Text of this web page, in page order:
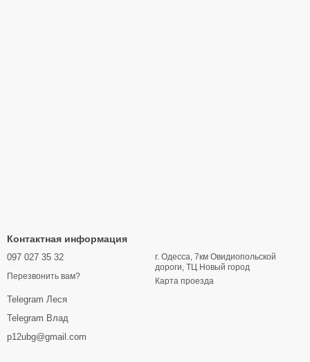
Контактная информация
097 027 35 32
Перезвонить вам?
Telegram Леся
Telegram Влад
p12ubg@gmail.com
г. Одесса, 7км Овидиопольской
дороги, ТЦ Новый город
Карта проезда